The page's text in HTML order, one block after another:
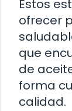
Estos
ofrecer
que
de
forma
calidad.